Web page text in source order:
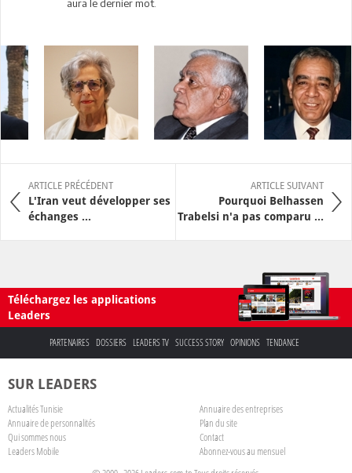
aura le dernier mot.
ARTICLE PRÉCÉDENT
L'Iran veut développer ses
échanges ...
ARTICLE SUIVANT
Pourquoi Belhassen
Trabelsi n'a pas comparu ...
Téléchargez les applications
Leaders
PARTENAIRES DOSSIERS LEADERS TV SUCCESS STORY OPINIONS TENDANCE
SUR LEADERS
Actualités Tunisie
Annuaire des entreprises
Annuaire de personnalités
Plan du site
Qui sommes nous
Contact
Leaders Mobile
Abonnez-vous au mensuel